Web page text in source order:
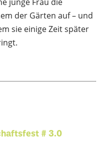
der Gärten auf – und
sie einige Zeit später
# 3.0